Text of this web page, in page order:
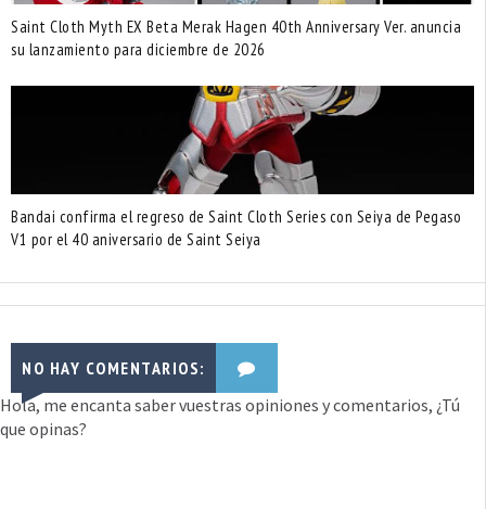
Saint Cloth Myth EX Beta Merak Hagen 40th Anniversary Ver. anuncia
su lanzamiento para diciembre de 2026
Bandai confirma el regreso de Saint Cloth Series con Seiya de Pegaso
V1 por el 40 aniversario de Saint Seiya
NO HAY COMENTARIOS:
Hola, me encanta saber vuestras opiniones y comentarios, ¿Tú
que opinas?